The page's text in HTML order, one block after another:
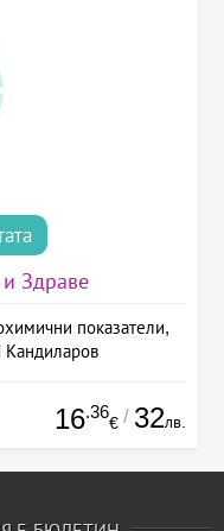
и Здраве
показатели,
16.36
€ / 32лв.